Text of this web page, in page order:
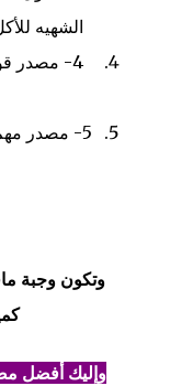
الشهيه
4- مصدر
5- مصدر مهم
وتكون وجبة
وإليك أفضل